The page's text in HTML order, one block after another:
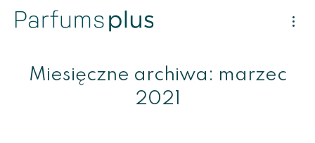
Miesięczne archiwa: marzec
2021